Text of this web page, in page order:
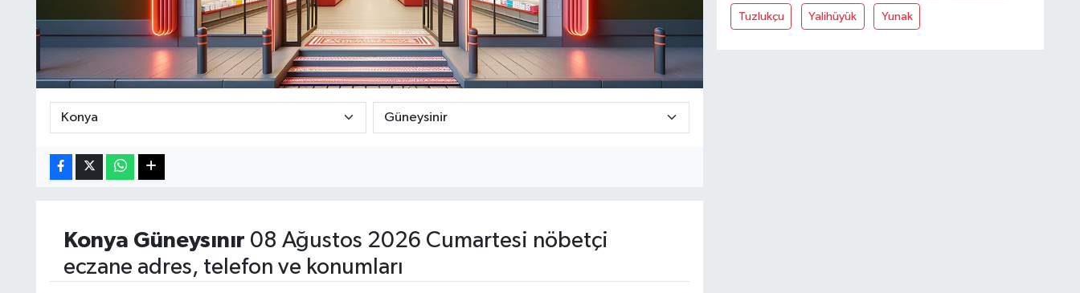
Konya Güneysınır 08 Ağustos 2026 Cumartesi nöbetçi
eczane adres, telefon ve konumları
Tuzlukçu Yalihüyük Yunak